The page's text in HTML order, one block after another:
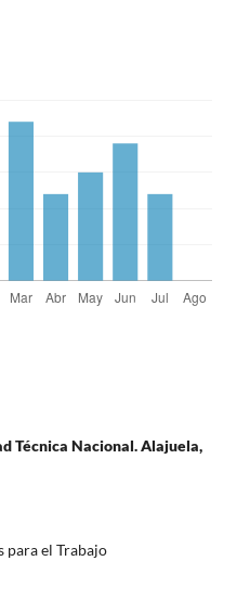
Técnica Nacional. Alajuela,
para el Trabajo